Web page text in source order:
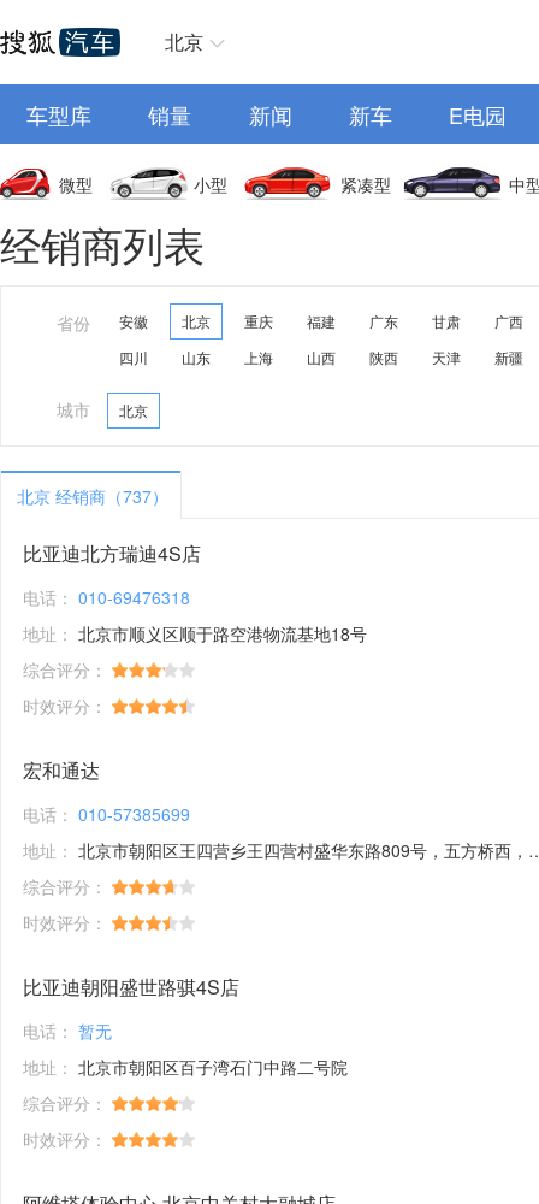
北京
车型库 销量 新闻 新车 E电园
微型 小型 紧凑型 中
经销商列表
省份 安徽 北京 重庆 福建 广东 甘肃
广西
四川
山东 上海 山西 陕西 天津 新疆
城市 北京
北京 经销商（737）
比亚迪北方瑞迪4S店
电话： 010-69476318
地址： 北京市顺义区顺于路空港物流基地18号
综合评分：
时效评分：
宏和通达
电话： 010-57385699
地址： 北京市朝阳区王四营乡王四营村盛华东路809号，五方桥西，盛华检测场东，京哈4出口
综合评分：
时效评分：
比亚迪朝阳盛世路骐4S店
电话： 暂无
地址： 北京市朝阳区百子湾石门中路二号院
综合评分：
时效评分：